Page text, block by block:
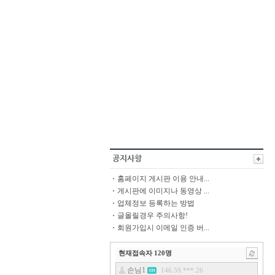
홈페이지 게시판 이용 안내...
게시판에 이미지나 동영상 ...
업체정보 등록하는 방법
글올릴경우 주의사항!
회원가입시 이메일 인증 버...
현재접속자 120명